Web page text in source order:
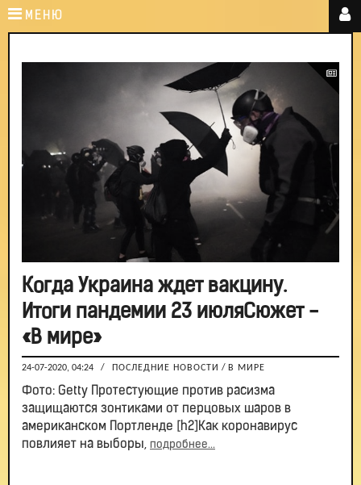
МЕНЮ
Когда Украина ждет вакцину.
Итоги пандемии 23 июляСюжет -
«В мире»
24-07-2020, 04:24 / ПОСЛЕДНИЕ НОВОСТИ / В МИРЕ
Фото: Getty Протестующие против расизма
защищаются зонтиками от перцовых шаров в
американском Портленде [h2]Как коронавирус
повлияет на выборы, подробнее...